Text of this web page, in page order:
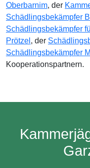
Oberbarnim, der
Schädlingsbekämpfer
Schädlingsbekämpfer
Prötzel , der
Schädlingsbekämpfer
Kooperationspartnern.